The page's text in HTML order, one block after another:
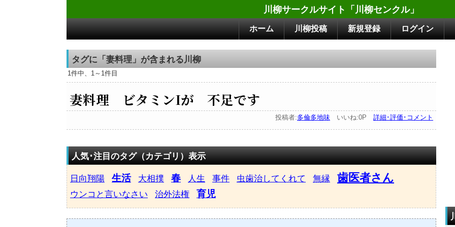
川柳サークルサイト「川柳センクル」
ホーム 川柳投稿 新規登録 ログイン
タグに「妻料理」が含まれる川柳
1件中、1～1件目
妻料理 ビタミンIが 不足です
投稿者:多倫多地味 いいね:0P 詳細･評価･コメント
人気･注目のタグ（カテゴリ）表示
日向翔陽 生活 大相撲 春 人生 事件 虫歯治してくれて 無縁 歯医者さん
ウンコと言いなさい 治外法権 育児